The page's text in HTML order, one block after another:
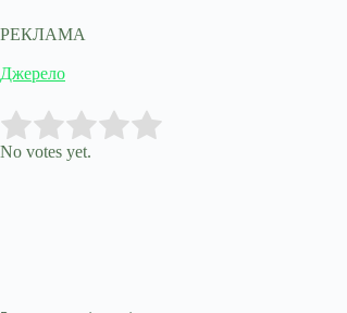
РЕКЛАМА
Джерело
Rate this item:
No votes yet.